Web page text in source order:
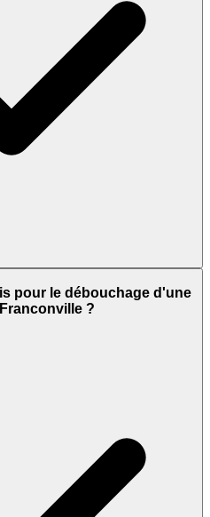
pour le débouchage d'une
?